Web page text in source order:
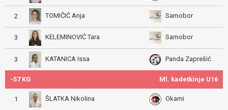
2 TOMIČIĆ Anja Samobor
3 KELEMINOVIĆ Tara Samobor
3 KATANICA Issa Panda Zaprešić
-57 KG Ml. kadetkinje U16
1 ŠLATKA Nikolina Okami